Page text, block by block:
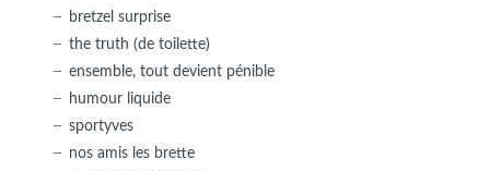
bretzel surprise
the truth (de toilette)
ensemble, tout devient pénible
humour liquide
sportyves
nos amis les brette